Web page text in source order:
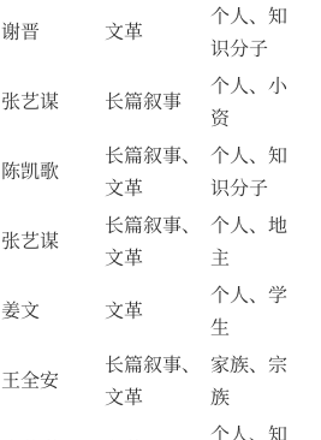
谢晋 文革
个人、知
识分子
张艺谋 长篇叙事
个人、小
资
陈凯歌
长篇叙事、
文革
个人、知
识分子
张艺谋
长篇叙事、
文革
个人、地
主
姜文 文革
个人、学
生
王全安
长篇叙事、
文革
家族、宗
族
个人、知